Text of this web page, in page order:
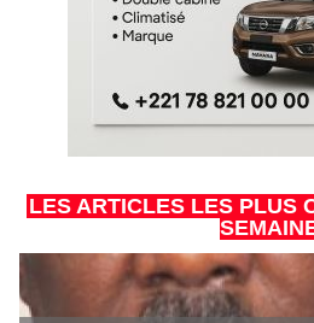
LES ARTICLES LES PLUS